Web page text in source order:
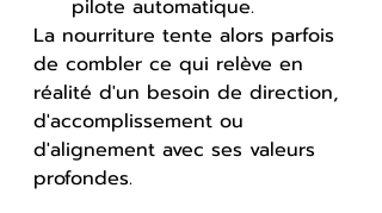
pilote automatique.
La nourriture tente alors parfois
de combler ce qui relève en
réalité d'un besoin de direction,
d'accomplissement ou
d'alignement avec ses valeurs
profondes.